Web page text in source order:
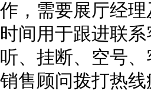
作，需要展厅经
时间用于跟进联
听、挂断、空号
销售顾问拨打热